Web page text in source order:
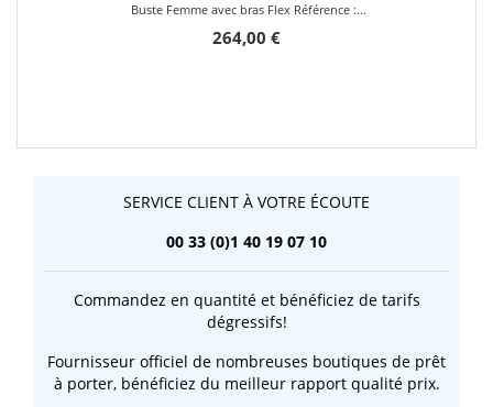
Buste Femme avec bras Flex Référence :...
264,00 €
SERVICE CLIENT À VOTRE ÉCOUTE
00 33 (0)1 40 19 07 10
Commandez en quantité et bénéficiez de tarifs
dégressifs!
Fournisseur officiel de nombreuses boutiques de prêt
à porter, bénéficiez du meilleur rapport qualité prix.